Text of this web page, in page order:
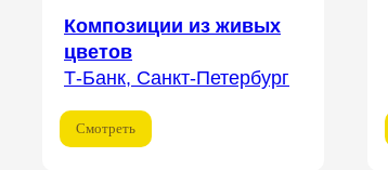
Композиции из живых
цветов
Т-Банк, Санкт-Петербург
Смотреть